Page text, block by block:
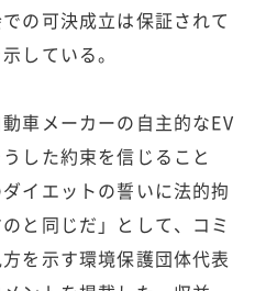
の可決成立は保証されて
している。
車メーカーの自主的なEV
した約束を信じること
イエットの誓いに法的拘
と同じだ」として、コミ
を示す環境保護団体代表